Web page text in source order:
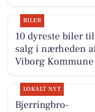
BILER
10 dyreste biler til
salg i nærheden
Viborg Kommune
LOKALT NYT
Bjerringbro-